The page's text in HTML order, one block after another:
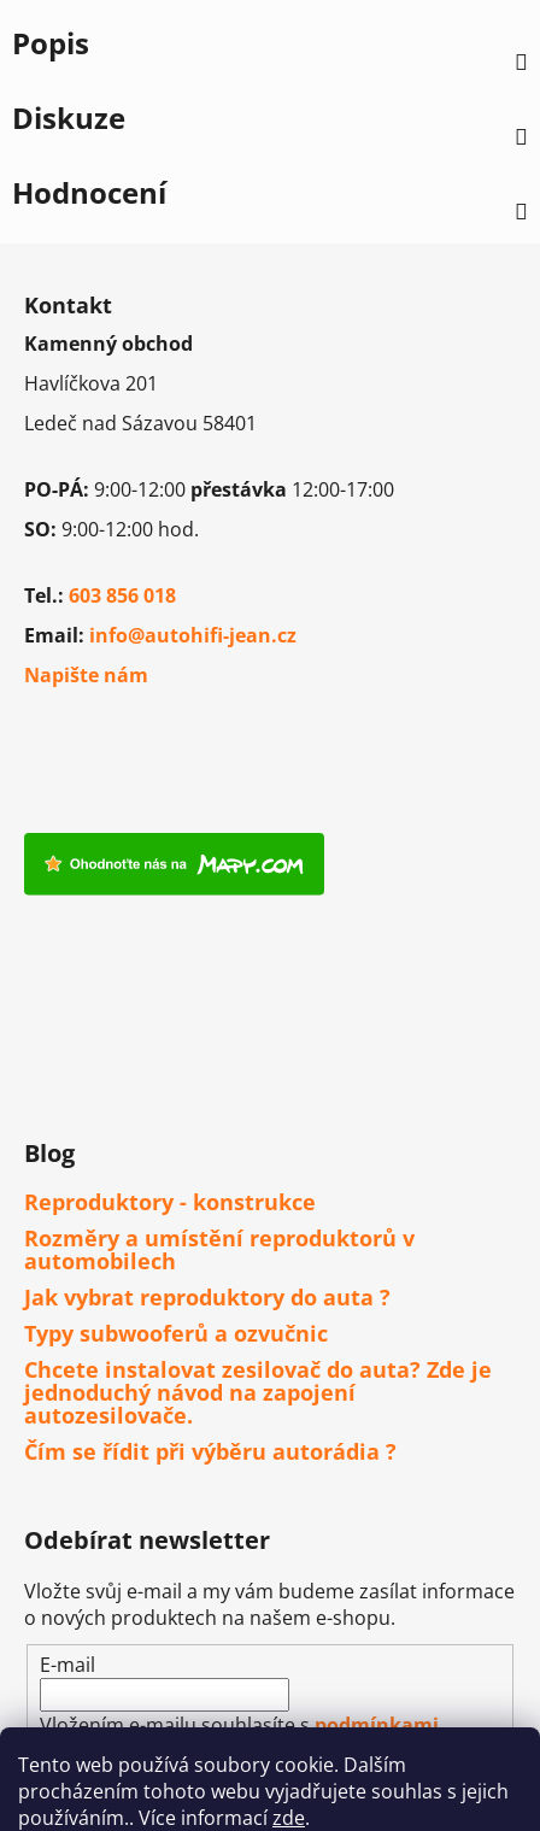
Tento web používá soubory cookie. Dalším
procházením tohoto webu vyjadřujete souhlas s jejich
používáním.. Více informacízde.
Popis
Diskuze
Hodnocení
Kontakt
Kamenný obchod
Havlíčkova 201
Ledeč nad Sázavou 58401
PO-PÁ: 9:00-12:00 přestávka 12:00-17:00
SO: 9:00-12:00 hod.
Tel.: 603 856 018
Email: info@autohifi-jean.cz
Napište nám
Blog
Reproduktory - konstrukce
Rozměry a umístění reproduktorů v
automobilech
Jak vybrat reproduktory do auta ?
Typy subwooferů a ozvučnic
Chcete instalovat zesilovač do auta? Zde je
jednoduchý návod na zapojení
autozesilovače.
Čím se řídit při výběru autorádia ?
Odebírat newsletter
Vložte svůj e-mail a my vám budeme zasílat informace
o nových produktech na našem e-shopu.
E-mail
Vložením e-mailu souhlasíte spodmínkami
ochrany osobních údajů
PŘIHLÁSIT SE